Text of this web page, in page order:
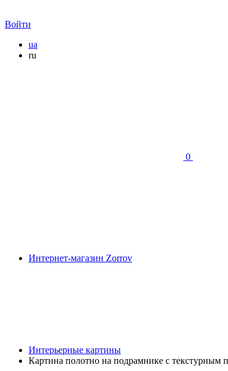
Войти
ua
ru
0
Интернет-магазин Zorrov
Интерьерные картины
Картина полотно на подрамнике с текстурным